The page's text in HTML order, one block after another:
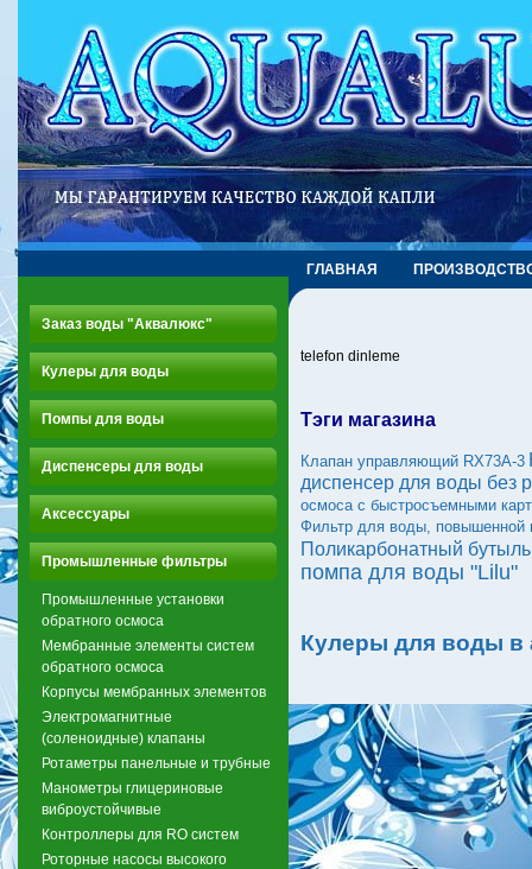
ГЛАВНАЯ
Заказ воды "Аквалюкс"
Кулеры для воды
Помпы для воды
Диспенсеры для воды
Аксессуары
Промышленные фильтры
Промышленные установки
обратного осмоса
Мембранные элементы систем
обратного осмоса
Корпусы мембранных элементов
Электромагнитные
(соленоидные) клапаны
Ротаметры панельные и трубные
Манометры глицериновые
виброустойчивые
Контроллеры для RO систем
Роторные насосы высокого
telefon dinleme
Тэги магазина
Клапан управляющий RX73A-3
диспенсер для воды без
осмоса с быстросъемными
Фильтр для воды, повышенной
Поликарбонатный
помпа для воды "Lilu"
Кулеры для воды в